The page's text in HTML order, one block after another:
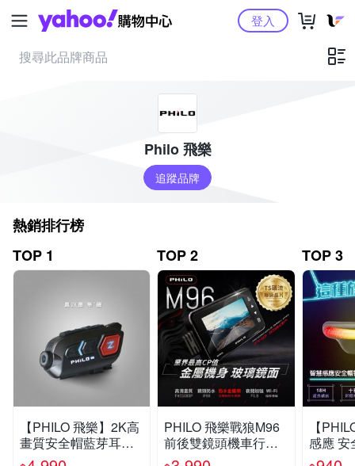
Yahoo購物中心登入
Philo 飛樂
追蹤品牌
熱銷排行榜
TOP 1
【PHILO 飛樂】2K高
畫質安全帽藍芽耳機
行車紀錄器 (1080P 6
TOP 2
PHILO 飛樂戰狼M96
前後雙鏡頭機車行車
紀錄器 金屬機身 玻璃
TOP 3
【
感應 安
(磁吸